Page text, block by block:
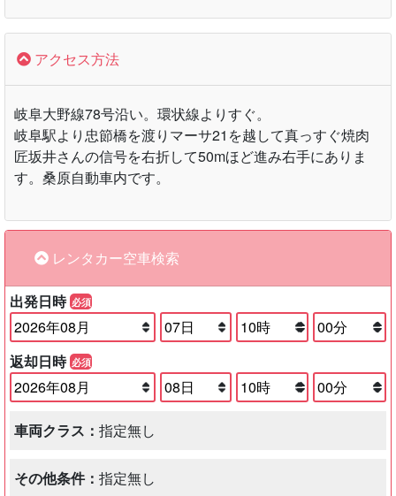
アクセス方法
岐阜大野線78号沿い。環状線よりすぐ。
岐阜駅より忠節橋を渡りマーサ21を越して真っすぐ焼肉
匠坂井さんの信号を右折して50mほど進み右手にありま
す。桑原自動車内です。
レンタカー空車検索
出発日時 必須
返却日時 必須
車両クラス： 指定無し
その他条件： 指定無し